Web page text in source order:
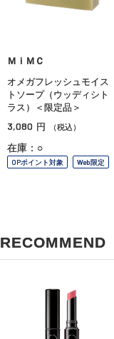
ＭｉＭＣ
オメガフレッシュモイス
トソープ（ウッディシト
ラス）＜限定品＞
3,080 円 （税込）
在庫：○
OPポイント対象 Web限定
RECOMMEND